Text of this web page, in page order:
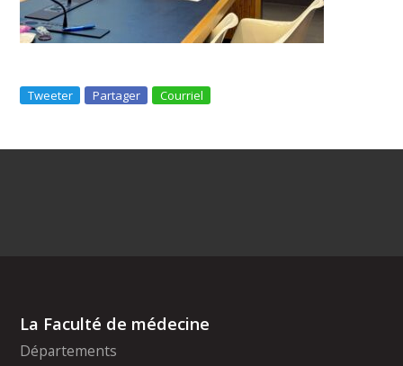
Tweeter Partager Courriel
La Faculté de médecine
Départements